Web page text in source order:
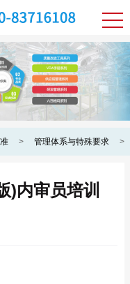
> 管理体系与特殊要求 >
)内审员培训